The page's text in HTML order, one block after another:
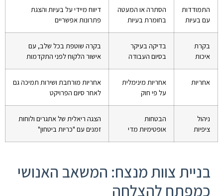
התמודדות
עם בעיות
הסתרה או המעטה
בחומרת בעיות
דיווח מיידי על בעיות והצגת
פתרונות אפשריים
בקרת
איכות
בדיקה בעיקר
בסיום העבודה
בקרה שוטפת בכל שלב, עם
אישור הלקוח לפני התקדמות
אחריות
אחריות מינימלית
על פי חוק
אחריות מורחבת ושירות תמיכה גם
לאחר סיום הפרויקט
ניהול
ציפיות
הבטחות
אופטימיות מדי
הצגה ריאלית של אתגרים ולוחות
זמנים עם "כריות ביטחון"
בניית צוות מנצח: המשאב האנושי
כמפתח להצלחה